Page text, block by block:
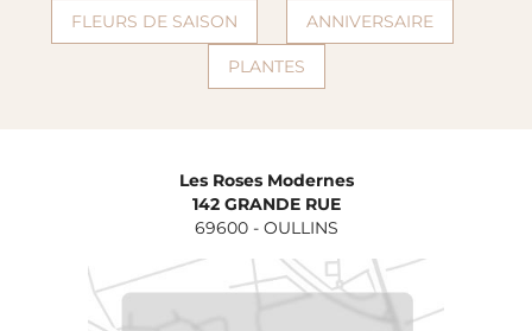
FLEURS DE SAISON ANNIVERSAIRE
PLANTES
Les Roses Modernes
142 GRANDE RUE
69600- OULLINS